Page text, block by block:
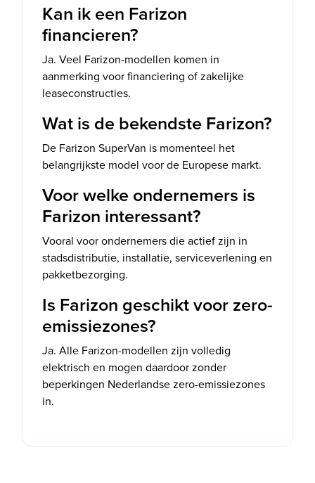
Kan ik een Farizon
financieren?
Ja. Veel Farizon-modellen komen in
aanmerking voor financiering of zakelijke
leaseconstructies.
Wat is de bekendste Farizon?
De Farizon SuperVan is momenteel het
belangrijkste model voor de Europese markt.
Voor welke ondernemers is
Farizon interessant?
Vooral voor ondernemers die actief zijn in
stadsdistributie, installatie, serviceverlening en
pakketbezorging.
Is Farizon geschikt voor zero-
emissiezones?
Ja. Alle Farizon-modellen zijn volledig
elektrisch en mogen daardoor zonder
beperkingen Nederlandse zero-emissiezones
in.